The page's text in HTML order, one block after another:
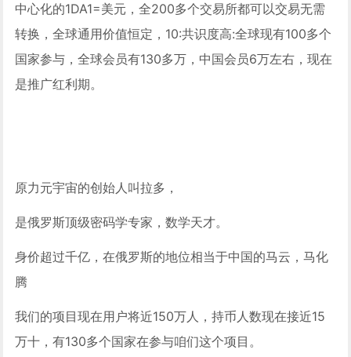
中心化的1DA1=美元，全200多个交易所都可以交易无需
转换，全球通用价值恒定，10:共识度高:全球现有100多个
国家参与，全球会员有130多万，中国会员6万左右，现在
是推广红利期。
原力元宇宙的创始人叫拉多，
是俄罗斯顶级密码学专家，数学天才。
身价超过千亿，在俄罗斯的地位相当于中国的马云，马化
腾
我们的项目现在用户将近150万人，持币人数现在接近15
万十，有130多个国家在参与咱们这个项目。